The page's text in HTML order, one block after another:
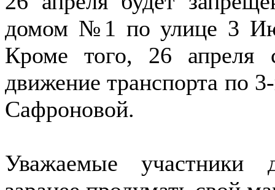
домом №1 по улице 3
Кроме того, 26 апреля
движение транспорта по
Сафроновой.
Уважаемые участники